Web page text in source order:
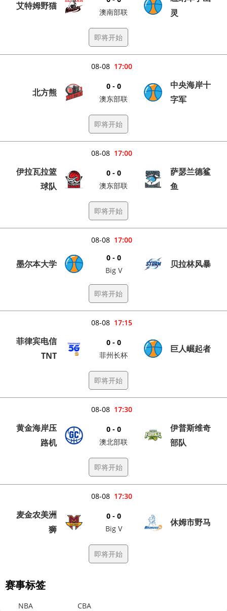
艾特姆野猫
澳南部联
灵
即将开始
17:00
08-08
北方熊
0 - 0
澳东部联
中央海岸十
字军
即将开始
17:00
08-08
伊拉瓦拉篮
球队
0 - 0
澳东部联
萨瑟兰德鲨
鱼
即将开始
17:00
08-08
墨尔本大学
0 - 0
Big V
贝拉林风暴
即将开始
17:15
08-08
菲律宾电信
TNT
0 - 0
菲州长杯
巨人崛起者
即将开始
17:30
08-08
黄金海岸压
路机
0 - 0
澳北部联
伊普斯维奇
部队
即将开始
17:30
08-08
麦金农美洲
狮
0 - 0
Big V
休姆市野马
即将开始
赛事标签
NBA CBA